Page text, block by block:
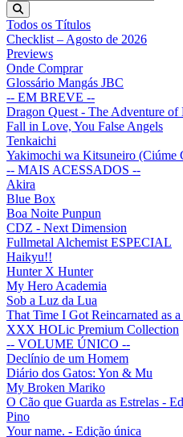
Todos os Títulos
Checklist – Agosto de 2026
Previews
Onde Comprar
Glossário Mangás JBC
-- EM BREVE --
Dragon Quest - The Adventure of
Fall in Love, You False Angels
Tenkaichi
Yakimochi wa Kitsuneiro (Ciúme
-- MAIS ACESSADOS --
Akira
Blue Box
Boa Noite Punpun
CDZ - Next Dimension
Fullmetal Alchemist ESPECIAL
Haikyu!!
Hunter X Hunter
My Hero Academia
Sob a Luz da Lua
That Time I Got Reincarnated as
XXX HOLic Premium Collection
-- VOLUME ÚNICO --
Declínio de um Homem
Diário dos Gatos: Yon & Mu
My Broken Mariko
O Cão que Guarda as Estrelas -
Pino
Your name. - Edição única